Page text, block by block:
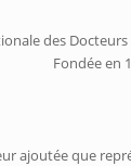
des
Fondée en
ajoutée que